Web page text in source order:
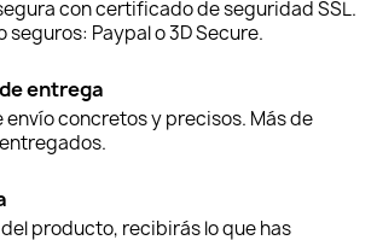
con certificado de seguridad SSL.
seguros: Paypal o 3D Secure.
entrega
envío concretos y precisos. Más de
producto, recibirás lo que has